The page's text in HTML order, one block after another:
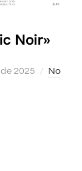
Noir»
2025
No